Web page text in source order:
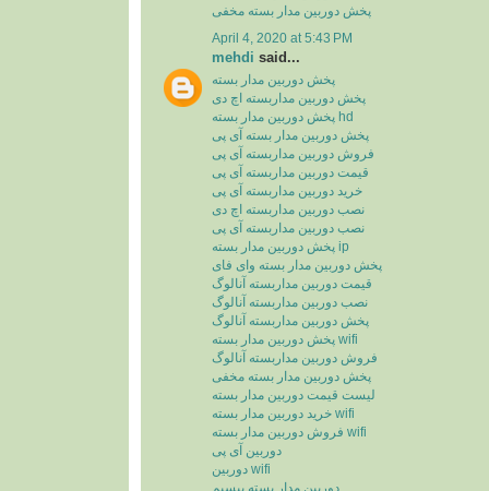
پخش دوربین مدار بسته مخفی
April 4, 2020 at 5:43 PM
mehdi said...
پخش دوربین مدار بسته
پخش دوربین مداربسته اچ دی
پخش دوربین مدار بسته hd
پخش دوربین مدار بسته آی پی
فروش دوربین مداربسته آی پی
قیمت دوربین مداربسته آی پی
خرید دوربین مداربسته آی پی
نصب دوربین مداربسته اچ دی
نصب دوربین مداربسته آی پی
پخش دوربین مدار بسته ip
پخش دوربین مدار بسته وای فای
قیمت دوربین مداربسته آنالوگ
نصب دوربین مداربسته آنالوگ
پخش دوربین مداربسته آنالوگ
پخش دوربین مدار بسته wifi
فروش دوربین مداربسته آنالوگ
پخش دوربین مدار بسته مخفی
لیست قیمت دوربین مدار بسته
خرید دوربین مدار بسته wifi
فروش دوربین مدار بسته wifi
دوربین آی پی
دوربین wifi
دوربین مدار بسته بیسیم